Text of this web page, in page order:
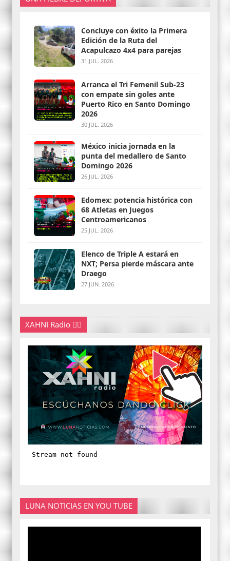
Concluye con éxito la Primera
Edición de la Ruta del
Acapulcazo 4x4 para parejas
31 JUL. 2026
Arranca el Tri Femenil Sub-23
con empate sin goles ante
Puerto Rico en Santo Domingo
2026
30 JUL. 2026
México inicia jornada en la
punta del medallero de Santo
Domingo 2026
26 JUL. 2026
Edomex: potencia histórica con
68 Atletas en Juegos
Centroamericanos
25 JUL. 2026
Elenco de Triple A estará en
NXT; Persa pierde máscara ante
Draego
27 JUN. 2026
XAHNI Radio 👇🏽
LUNA NOTICIAS EN YOU TUBE